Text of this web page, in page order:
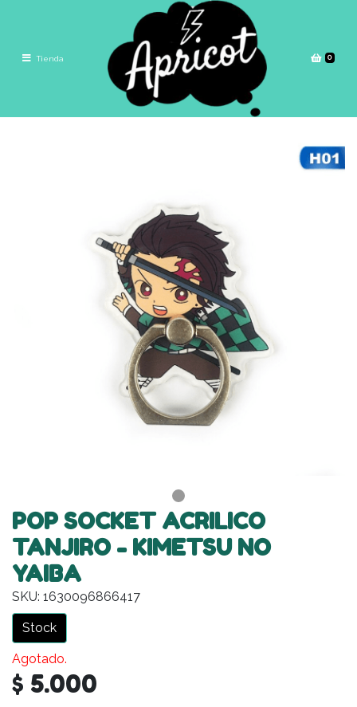
Tienda 0
POP SOCKET ACRILICO
TANJIRO - KIMETSU NO
YAIBA
SKU: 1630096866417
Stock
Agotado.
$ 5.000